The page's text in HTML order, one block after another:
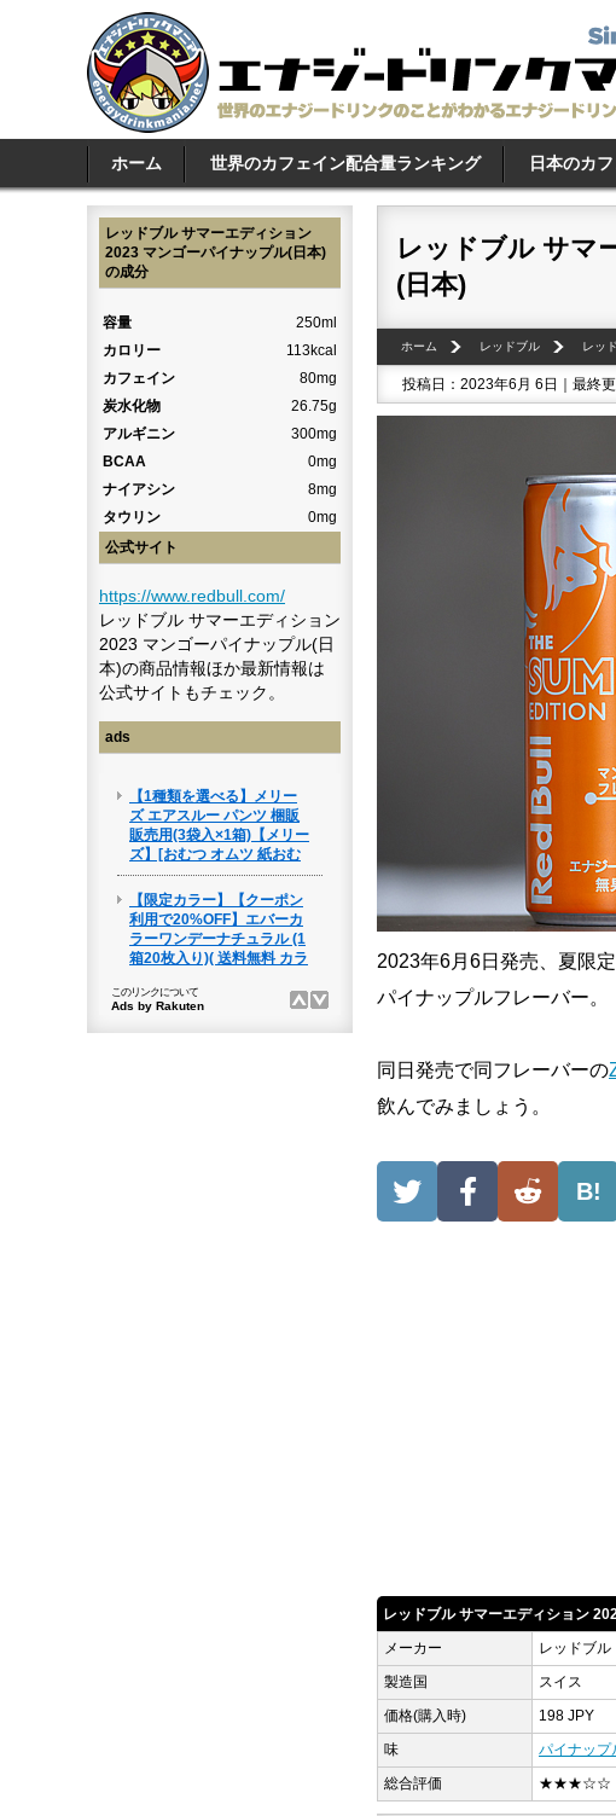
ホーム 世界のカフェイン配合量ランキング 日本のカ
レッドブル サマ
(日本)
ホーム レッドブル レッ
投稿日：2023年6月 6日｜最終
2023年6月6日発売、夏限
パイナップルフレーバー。
同日発売で同フレーバーの
飲んでみましょう。
B!
レッドブル サマーエディション
メーカー
レッドブル
製造国
スイス
価格(購入時)
198 JPY
味
パイナップ
総合評価
★★★☆☆
レッドブル サマーエディション
2023 マンゴーパイナップル(日本)
の成分
容量
250ml
カロリー
113kcal
カフェイン
80mg
炭水化物
26.75g
アルギニン
300mg
BCAA
0mg
ナイアシン
8mg
タウリン
0mg
公式サイト
https://www.redbull.com/
レッドブル サマーエディション
2023 マンゴーパイナップル(日
本)の商品情報ほか最新情報は
公式サイトもチェック。
ads